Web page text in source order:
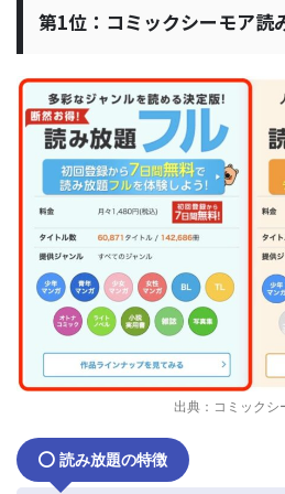
第1位：コミックシーモア読
出典：コミックシ
読み放題の特徴